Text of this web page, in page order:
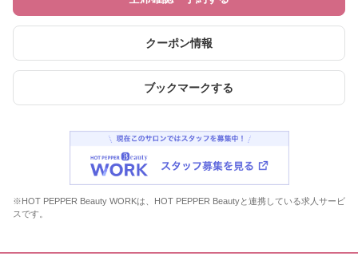
クーポン情報
ブックマークする
※HOT PEPPER Beauty WORKは、HOT PEPPER Beautyと連携している求人サービ
スです。